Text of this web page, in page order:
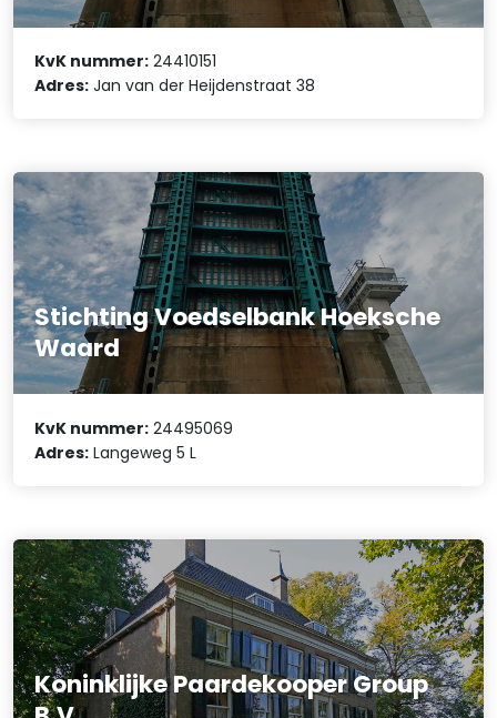
KvK nummer: 24410151
Adres: Jan van der Heijdenstraat 38
Stichting Voedselbank Hoeksche
Waard
KvK nummer: 24495069
Adres: Langeweg 5 L
Koninklijke Paardekooper Group